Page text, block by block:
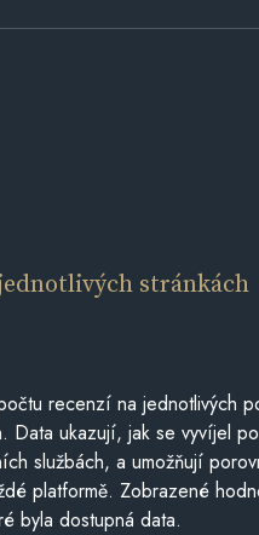
stránkách
recenzí na jednotlivých
Data ukazují, jak se vyvíjel
službách, a umožňují
platformě. Zobrazené
byla dostupná data.